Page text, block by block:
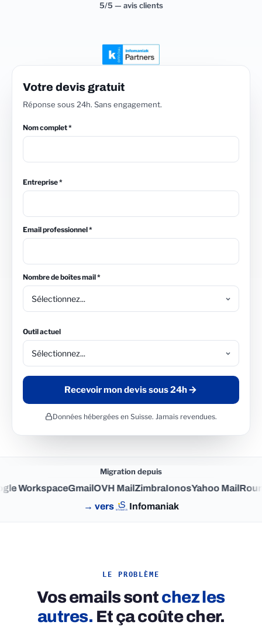
5/5 — avis clients
Votre devis gratuit
Réponse sous 24h. Sans engagement.
Nom complet *
Entreprise *
Email professionnel *
Nombre de boîtes mail *
Outil actuel
Recevoir mon devis sous 24h
Données hébergées en Suisse. Jamais revendues.
Migration depuis
WorkspaceGmailOVH MailZimbraIonosYahoo Mail
→ vers
Infomaniak
LE PROBLÈME
Vos emails sontchez les
autres. Et ça coûte cher.